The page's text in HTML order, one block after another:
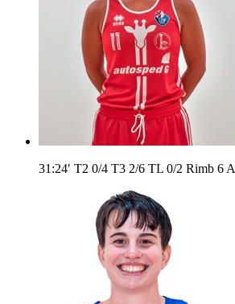
31:24′ T2 0/4 T3 2/6 TL 0/2 Rimb 6